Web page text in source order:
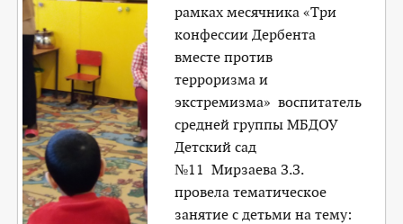
рамках месячника «Три
конфессии Дербента
вместе против
терроризма и
экстремизма» воспитатель
средней группы МБДОУ
Детский сад
№11 Мирзаева З.З.
провела тематическое
занятие с детьми на тему: